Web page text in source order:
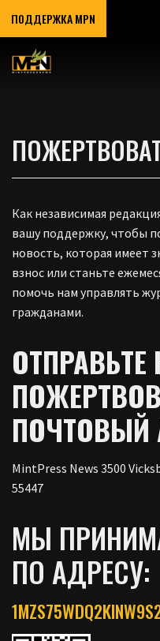
ПОДДЕРЖКА MPN
Как независимая
вашу поддержку, чтобы
новость, которая имеет
взнос или станьте
помочь нам управлять
гражданами.
ОТПРАВЬТЕ
ПОЧТОВЫЙ
MintPress News 3500
55447
МЫ
ПО АДРЕСУ: